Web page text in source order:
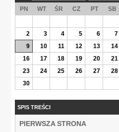
PN WT ŚR CZ PT SB
2
3 4 5 6 7
9
10 11 12 13 14
16
17 18 19 20 21
23
24 25 26 27 28
30
SPIS TREŚCI
PIERWSZA STRONA